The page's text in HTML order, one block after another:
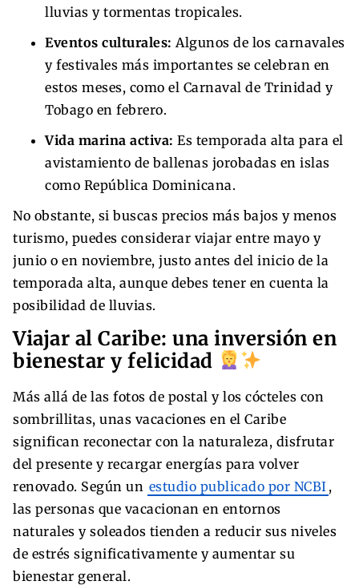
lluvias y tormentas tropicales.
Eventos culturales: Algunos de los carnavales
y festivales más importantes se celebran en
estos meses, como el Carnaval de Trinidad y
Tobago en febrero.
Vida marina activa: Es temporada alta para el
avistamiento de ballenas jorobadas en islas
como República Dominicana.
No obstante, si buscas precios más bajos y menos
turismo, puedes considerar viajar entre mayo y
junio o en noviembre, justo antes del inicio de la
temporada alta, aunque debes tener en cuenta la
posibilidad de lluvias.
Viajar al Caribe: una inversión en
bienestar y felicidad
Más allá de las fotos de postal y los cócteles con
sombrillitas, unas vacaciones en el Caribe
significan reconectar con la naturaleza, disfrutar
del presente y recargar energías para volver
renovado. Según un estudio publicado por NCBI ,
las personas que vacacionan en entornos
naturales y soleados tienden a reducir sus niveles
de estrés significativamente y aumentar su
bienestar general.